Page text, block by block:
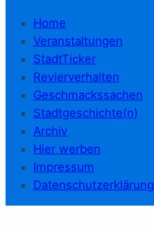
Home
Veranstaltungen
StadtTicker
Revierverhalten
Geschmackssachen
Stadtgeschichte(n)
Archiv
Hier werben
Impressum
Datenschutzerklärung